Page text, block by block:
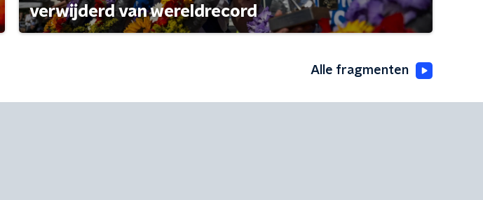
verwijderd van wereldrecord
Alle fragmenten